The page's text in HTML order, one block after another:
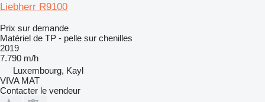
Liebherr R9100
Prix sur demande
Matériel de TP - pelle sur chenilles
2019
7.790 m/h
Luxembourg, Kayl
VIVA MAT
Contacter le vendeur